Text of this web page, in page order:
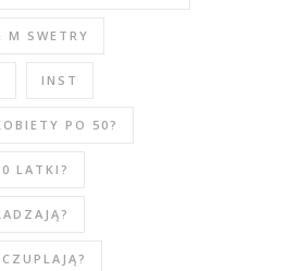
M SWETRY
INST
PO 50?
LATKI?